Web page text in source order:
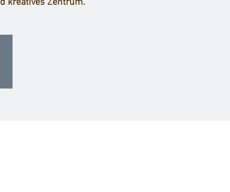
kreatives Zentrum.